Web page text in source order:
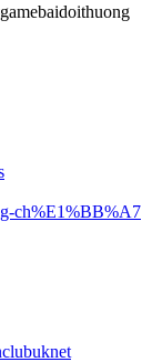
ch%E1%BB%A7